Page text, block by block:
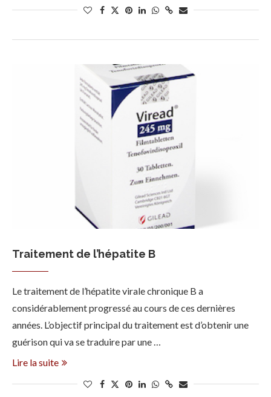
Traitement de l’hépatite B
Le traitement de l’hépatite virale chronique B a
considérablement progressé au cours de ces dernières
années. L’objectif principal du traitement est d’obtenir une
guérison qui va se traduire par une …
Lire la suite